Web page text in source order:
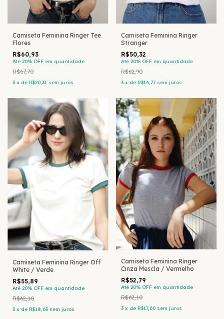
Camiseta Feminina Ringer Tee
Flores
R$60,93
Até 20% OFF em quantidade
R$67,70
3 x de R$20,31 sem juros
Camiseta Feminina Ringer
Stranger
R$50,32
Até 20% OFF em quantidade
R$62,90
3 x de R$16,77 sem juros
Camiseta Feminina Ringer Off
White / Verde
R$55,89
Até 20% OFF em quantidade
R$62,10
3 x de R$18,63 sem juros
Camiseta Feminina Ringer
Cinza Mescla / Vermelho
R$52,79
Até 20% OFF em quantidade
R$62,10
3 x de R$17,60 sem juros